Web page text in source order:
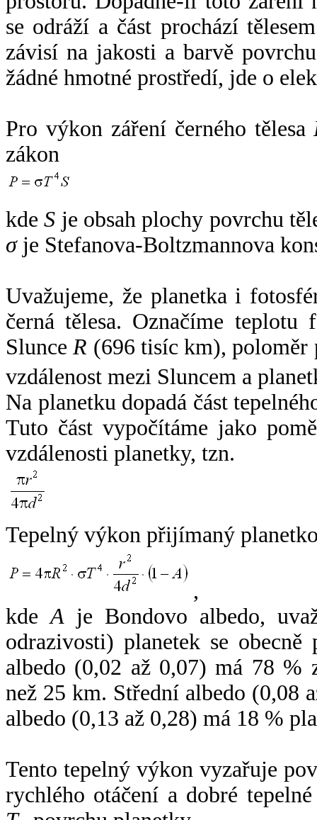
se odráží a část prochází
závisí na jakosti a barvě
žádné hmotné prostředí, jde o
Pro výkon záření černého tělesa
zákon
kdeS je obsah plochy povrchu
σje Stefanova-Boltzmannova
Uvažujeme, že planetka i
černá tělesa. Označíme
SlunceR (696 tisíc km),
vzdálenost mezi Sluncem a
Na planetku dopadá část
Tuto část vypočítáme jako
vzdálenosti planetky, tzn.
Tepelný výkon přijímaný
,
kdeA je Bondovo albedo,
odrazivosti) planetek se
albedo (0,02 až 0,07) má 78 %
než 25 km. Střední albedo (0,08
albedo (0,13 až 0,28) má 18 %
Tento tepelný výkon vyzařuje
rychlého otáčení a dobré